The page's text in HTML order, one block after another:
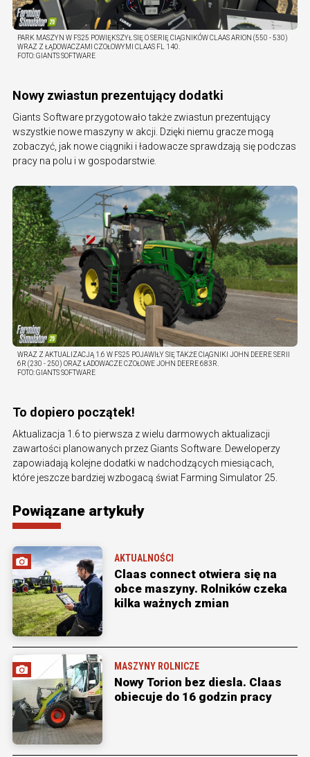
PARK MASZYN W FS25 POWIĘKSZYŁ SIĘ O SERIĘ CIĄGNIKÓW CLAAS ARION (550 - 530)
WRAZ Z ŁĄDOWACZAMI CZOŁOWYMI CLAAS FL 140.
FOTO:GIANTS SOFTWARE
Nowy zwiastun prezentujący dodatki
Giants Software przygotowało także zwiastun prezentujący
wszystkie nowe maszyny w akcji. Dzięki niemu gracze mogą
zobaczyć, jak nowe ciągniki i ładowacze sprawdzają się podczas
pracy na polu i w gospodarstwie.
WRAZ Z AKTUALIZACJĄ 1.6 W FS25 POJAWIŁY SIĘ TAKŻE CIĄGNIKI JOHN DEERE SERII
6R (230 - 250) ORAZ ŁADOWACZE CZOŁOWE JOHN DEERE 683R.
FOTO:GIANTS SOFTWARE
To dopiero początek!
Aktualizacja 1.6 to pierwsza z wielu darmowych aktualizacji
zawartości planowanych przez Giants Software. Deweloperzy
zapowiadają kolejne dodatki w nadchodzących miesiącach,
które jeszcze bardziej wzbogacą świat Farming Simulator 25.
Powiązane artykuły
AKTUALNOŚCI
Claas connect otwiera się na
obce maszyny. Rolników czeka
kilka ważnych zmian
MASZYNY ROLNICZE
Nowy Torion bez diesla. Claas
obiecuje do 16 godzin pracy